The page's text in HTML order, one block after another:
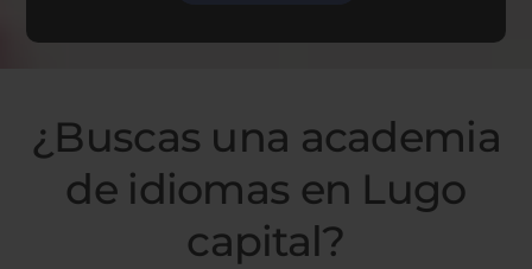
¿Buscas una academia
de idiomas en Lugo
capital?